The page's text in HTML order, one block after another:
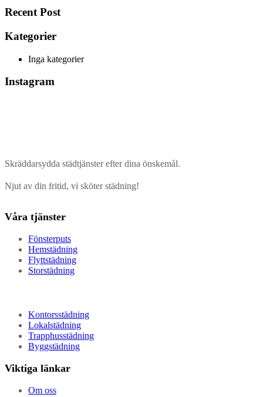
Recent Post
Kategorier
Inga kategorier
Instagram
Skräddarsydda städtjänster efter dina önskemål.
Njut av din fritid, vi sköter städning!
Våra tjänster
Fönsterputs
Hemstädning
Flyttstädning
Storstädning
Kontorsstädning
Lokalstädning
Trapphusstädning
Byggstädning
Viktiga länkar
Om oss